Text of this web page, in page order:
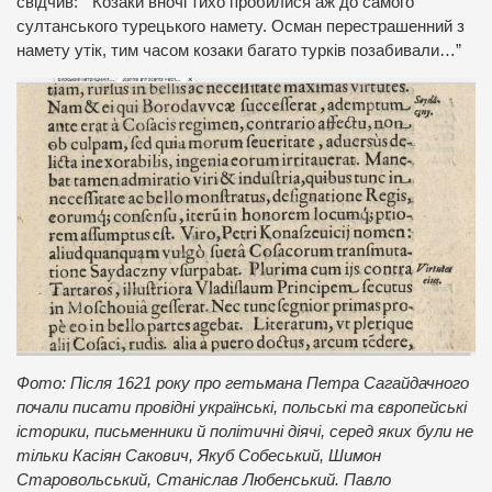
султанського турецького намету. Осман перестрашенний з
намету утік, тим часом козаки багато турків позабивали…”
Фото: Після 1621 року про гетьмана Петра Сагайдачного
почали писати провідні українські, польські та європейські
історики, письменники й політичні діячі, серед яких були не
тільки Касіян Сакович, Якуб Собеський, Шимон
Старовольський, Станіслав Любенський. Павло